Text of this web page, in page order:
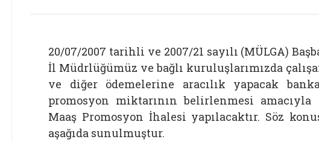
20/07/2007 tarihli ve 2007/21 sayılı (MÜLGA)
İl Müdrlüğümüz ve bağlı kuruluşlarımızda
ve diğer ödemelerine aracılık yapacak
promosyon miktarının belirlenmesi amacıyla
Maaş Promosyon İhalesi yapılacaktır. Söz
aşağıda sunulmuştur.